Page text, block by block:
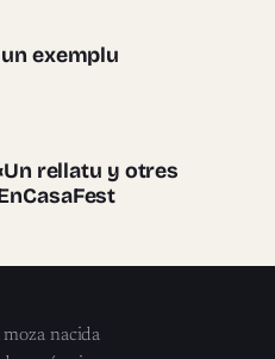
exemplu
rellatu y otres
nacida